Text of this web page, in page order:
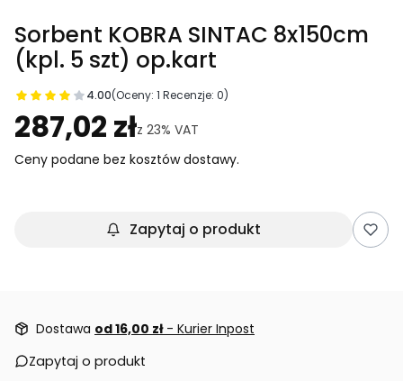
Sorbent KOBRA SINTAC 8x150cm
(kpl. 5 szt) op.kart
4.00(Oceny: 1 Recenzje: 0)
Przejdź do sekcji Opinie
287,02 złz 23% VAT
Ceny podane bez kosztów dostawy.
Zapytaj o produkt
Dostawa od 16,00 zł - Kurier Inpost
Zapytaj o produkt